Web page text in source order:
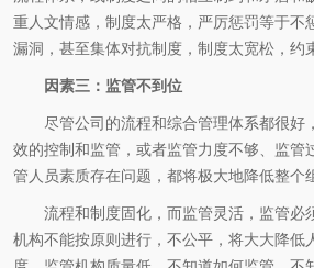
重人文情感，制度太严格，严厉惩罚等于不
漏洞，甚至集体对抗制度，制度太宽松，约
因素三：监管不到位
尽管公司的流程和综合管理体系都很好
效的控制和监管，或者监管力度不够、监管
管人员素质存在问题，都将极大地降低整个
流程和制度固化，而监管灵活，监管必
机构不能按原则进行，不公平，将大大降低